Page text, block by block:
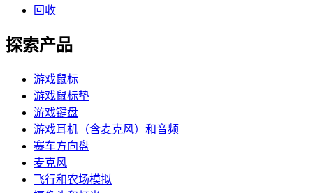
回收
探索产品
游戏鼠标
游戏鼠标垫
游戏键盘
游戏耳机（含麦克风）和音频
赛车方向盘
麦克风
飞行和农场模拟